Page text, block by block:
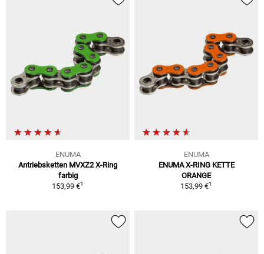
ENUMA
Antriebsketten MVXZ2 X-Ring
farbig
153,99 €1
ENUMA
ENUMA X-RING KETTE
ORANGE
153,99 €1